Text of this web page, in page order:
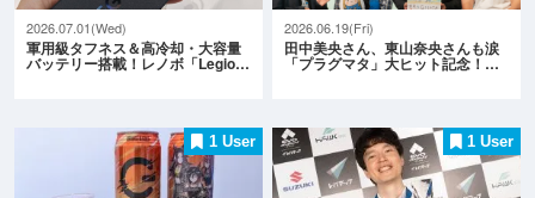
2026.07.01(Wed)
軍用級タフネス＆高冷却・大容量
バッテリー搭載！レノボ「Legio…
2026.06.19(Fri)
田中美央さん、東山奈央さんも涙
「プラグマタ」大ヒット記念！…
1 User 1 User